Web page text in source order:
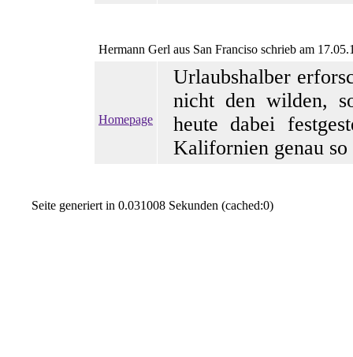
Hermann Gerl aus San Franciso schrieb am
Homepage
Urlaubshalber
nicht den wilden,
heute dabei
Kalifornien genau
Seite generiert in 0.031008 Sekunden (cached:0)